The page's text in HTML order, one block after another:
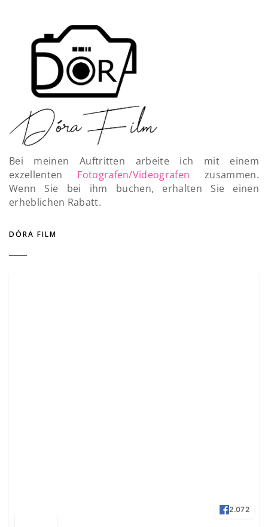
Bei meinen Auftritten arbeite ich mit einem
exzellenten Fotografen/Videografen zusammen.
Wenn Sie bei ihm buchen, erhalten Sie einen
erheblichen Rabatt.
DÓRA FILM
2.072